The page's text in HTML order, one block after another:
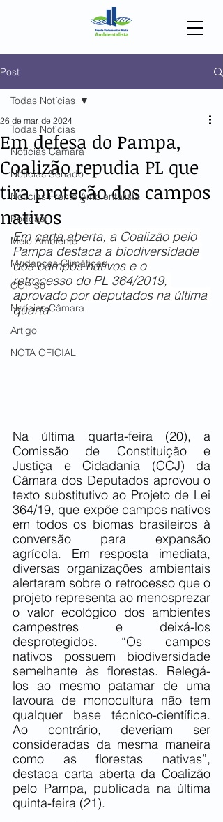
Post
Todas Notícias
Notícias Câmara
Notícias Senado
Notícias Frente Ambientalista
Podcast
Meio Ambiente
Mudanças Climáticas
COP 30
Notícias Câmara
Artigo
NOTA OFICIAL
Todas Notícias
Em defesa do Pampa,
Coalizão repudia PL que
tira proteção dos campos
nativos
26 de mar. de 2024
Em carta aberta, a Coalizão pelo
Pampa destaca a biodiversidade
dos campos nativos e o
retrocesso do PL 364/2019,
aprovado por deputados na última
quarta
Na última quarta-feira (20), a
Comissão de Constituição e
Justiça e Cidadania (CCJ) da
Câmara dos Deputados aprovou o
texto substitutivo ao Projeto de Lei
364/19, que expõe campos nativos
em todos os biomas brasileiros à
conversão para expansão
agrícola. Em resposta imediata,
diversas organizações ambientais
alertaram sobre o retrocesso que o
projeto representa ao menosprezar
o valor ecológico dos ambientes
campestres e deixá-los
desprotegidos. “Os campos
nativos possuem biodiversidade
semelhante às florestas. Relegá-
los ao mesmo patamar de uma
lavoura de monocultura não tem
qualquer base técnico-científica.
Ao contrário, deveriam ser
consideradas da mesma maneira
como as florestas nativas”,
destaca carta aberta da Coalizão
pelo Pampa, publicada na última
quinta-feira (21).